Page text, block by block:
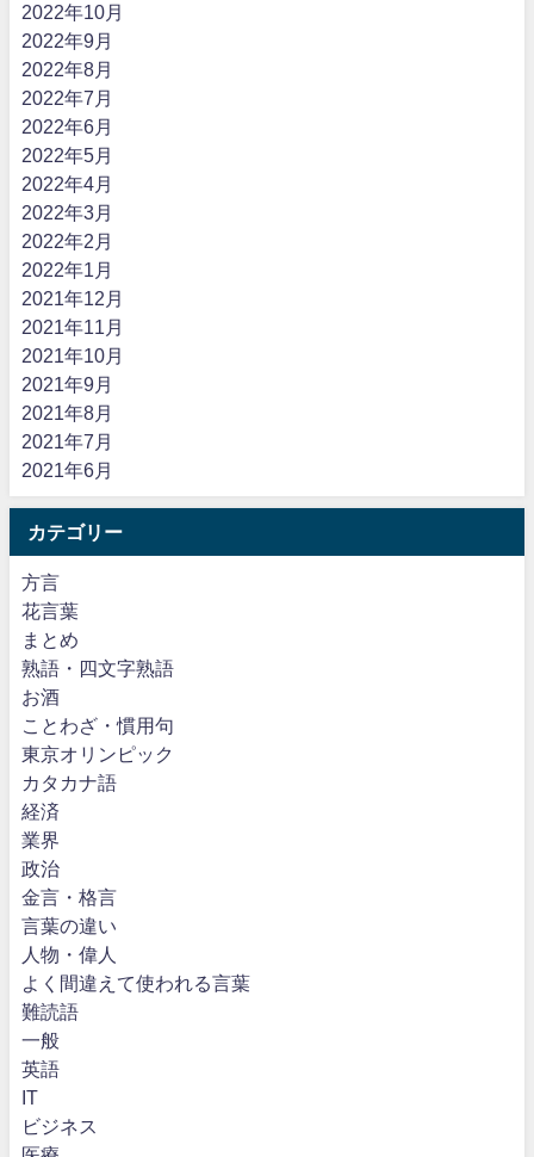
2022年10月
2022年9月
2022年8月
2022年7月
2022年6月
2022年5月
2022年4月
2022年3月
2022年2月
2022年1月
2021年12月
2021年11月
2021年10月
2021年9月
2021年8月
2021年7月
2021年6月
カテゴリー
方言
花言葉
まとめ
熟語・四文字熟語
お酒
ことわざ・慣用句
東京オリンピック
カタカナ語
経済
業界
政治
金言・格言
言葉の違い
人物・偉人
よく間違えて使われる言葉
難読語
一般
英語
IT
ビジネス